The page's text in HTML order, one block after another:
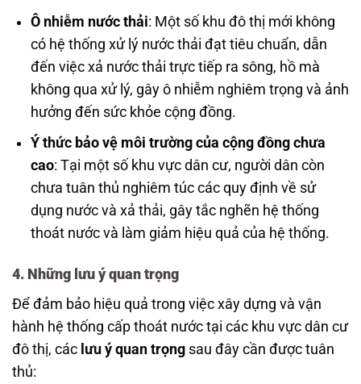
Ô nhiễm nước thải: Một số khu đô thị mới không
có hệ thống xử lý nước thải đạt tiêu chuẩn, dẫn
đến việc xả nước thải trực tiếp ra sông, hồ mà
không qua xử lý, gây ô nhiễm nghiêm trọng và ảnh
hưởng đến sức khỏe cộng đồng.
Ý thức bảo vệ môi trường của cộng đồng chưa
cao: Tại một số khu vực dân cư, người dân còn
chưa tuân thủ nghiêm túc các quy định về sử
dụng nước và xả thải, gây tắc nghẽn hệ thống
thoát nước và làm giảm hiệu quả của hệ thống.
4. Những lưu ý quan trọng
Để đảm bảo hiệu quả trong việc xây dựng và vận
hành hệ thống cấp thoát nước tại các khu vực dân cư
đô thị, các lưu ý quan trọng sau đây cần được tuân
thủ: